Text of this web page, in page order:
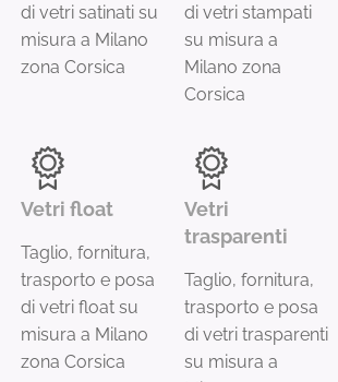
di vetri satinati su
misura a Milano
zona Corsica
di vetri stampati
su misura a
Milano zona
Corsica
Vetri float
Taglio, fornitura,
trasporto e posa
di vetri float su
misura a Milano
zona Corsica
Vetri
trasparenti
Taglio, fornitura,
trasporto e posa
di vetri trasparenti
su misura a